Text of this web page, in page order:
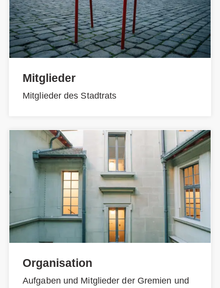
Mitglieder
Mitglieder des Stadtrats
Organisation
Aufgaben und Mitglieder der Gremien und